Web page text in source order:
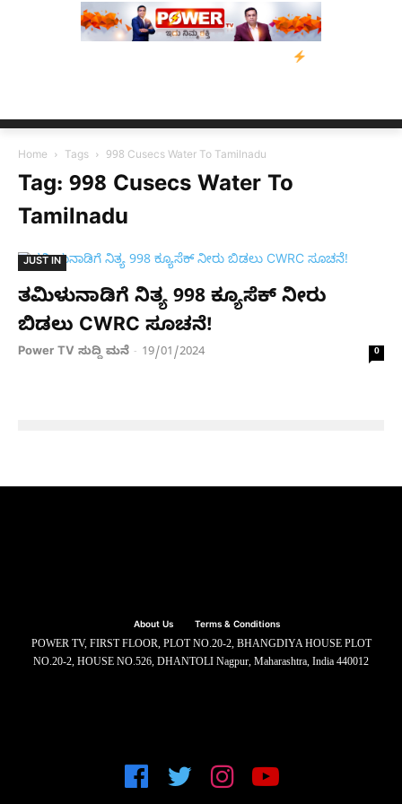
ನ್ಯೂಸ್ ಕಾರ್ಪ್‌ಗೆ
Home Tags 998 Cusecs Water To Tamilnadu
Tag: 998 Cusecs Water To
Tamilnadu
JUST IN
ತಮಿಳುನಾಡಿಗೆ ನಿತ್ಯ 998 ಕ್ಯೂಸೆಕ್ ನೀರು
ಬಿಡಲು CWRC ಸೂಚನೆ!
Power TV ಸುದ್ದಿ ಮನೆ - 19/01/2024 0
About Us Terms & Conditions
POWER TV, FIRST FLOOR, PLOT NO.20-2, BHANGDIYA HOUSE PLOT
NO.20-2, HOUSE NO.526, DHANTOLI Nagpur, Maharashtra, India 440012